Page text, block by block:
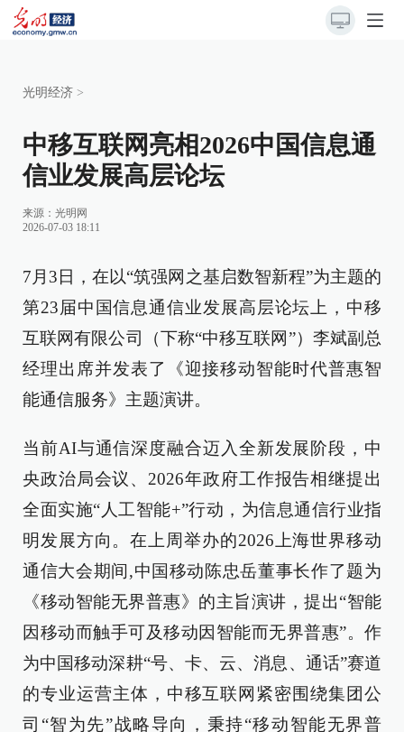
光明经济 >
中移互联网亮相2026中国信息通
信业发展高层论坛
来源： 光明网
2026-07-03 18:11
7月3日，在以“筑强网之基启数智新程”为主题的
第23届中国信息通信业发展高层论坛上，中移
互联网有限公司（下称“中移互联网”）李斌副总
经理出席并发表了《迎接移动智能时代普惠智
能通信服务》主题演讲。
当前AI与通信深度融合迈入全新发展阶段，中
央政治局会议、2026年政府工作报告相继提出
全面实施“人工智能+”行动，为信息通信行业指
明发展方向。在上周举办的2026上海世界移动
通信大会期间,中国移动陈忠岳董事长作了题为
《移动智能无界普惠》的主旨演讲，提出“智能
因移动而触手可及移动因智能而无界普惠”。作
为中国移动深耕“号、卡、云、消息、通话”赛道
的专业运营主体，中移互联网紧密围绕集团公
司“智为先”战略导向，秉持“移动智能无界普